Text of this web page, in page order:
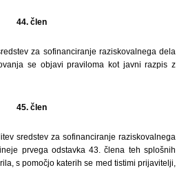
44. člen
za sofinanciranje raziskovalnega dela
se objavi praviloma kot javni razpis z
45. člen
sredstev za sofinanciranje raziskovalnega
prvega odstavka 43. člena teh splošnih
s pomočjo katerih se med tistimi prijavitelji,